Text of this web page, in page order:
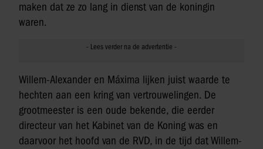
maken dat ze zo lang in dienst van de koningin
waren.
Willem-Alexander en Máxima lijken juist waarde te
hechten aan een kring van vertrouwelingen. De
grootmeester is een oude bekende, die eerder
directeur van het Kabinet van de Koning was en
daarvoor het hoofd van de RVD, in de tijd dat Willem-